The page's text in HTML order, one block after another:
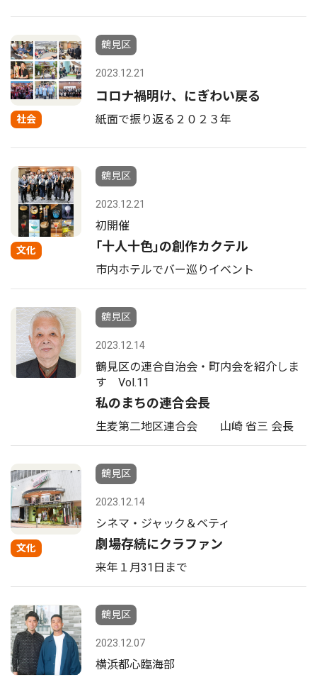
社会
鶴見区
2023.12.21
コロナ禍明け、にぎわい戻る
紙面で振り返る２０２３年
文化
鶴見区
2023.12.21
初開催
｢十人十色｣の創作カクテル
市内ホテルでバー巡りイベント
鶴見区
2023.12.14
鶴見区の連合自治会・町内会を紹介しま
す Vol.11
私のまちの連合会長
生麦第二地区連合会 山崎 省三 会長
文化
鶴見区
2023.12.14
シネマ・ジャック＆ベティ
劇場存続にクラファン
来年１月31日まで
鶴見区
2023.12.07
横浜都心臨海部